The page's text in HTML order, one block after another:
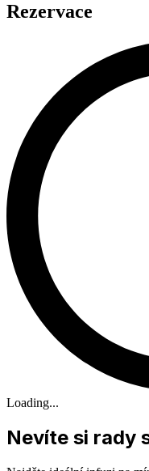
Rezervace
Loading...
Nevíte si rady